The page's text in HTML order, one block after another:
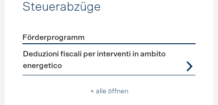
Steuerabzüge
Förderprogramme Steuerabzüge
Förderprogramm
Deduzioni fiscali per interventi in ambito
energetico
+ alle öffnen